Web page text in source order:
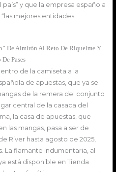
y que la empresa española
mejores entidades
De Almirón Al Reto De Riquelme Y
Pases
de la camiseta a la
de apuestas, que ya se
de la remera del conjunto
central de la casaca del
la casa de apuestas, que
las mangas, pasa a ser de
River hasta agosto de 2025,
La flamante indumentaria, al
está disponible en Tienda